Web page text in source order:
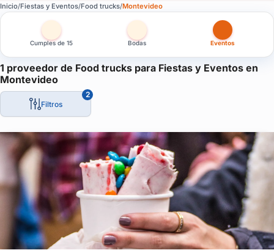
Inicio Fiestas y Eventos Food trucks Montevideo
Cumples de 15 Bodas Eventos
1 proveedor de Food trucks para Fiestas y Eventos en
Montevideo
Filtros
2
Food trucks para Fiestas y Eventos en Montevideo
Los Food Trucks son una opción diferente a la hora de elegir
Los hay de distintas característaicas y especialidades.
También se caracterizan por ser sólo de bebidas, como por
Los Food Trucks llegaron para quedarse y es una oportunidad